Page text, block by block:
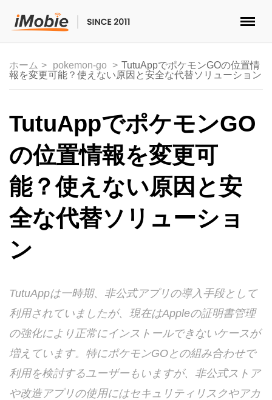
マルチメディア
便利ツール
ソリューション
ストア
ダウンロード
言語選択
ホーム pokemon-go
TutuAppでポケモンGOの位置情
報を変更可能？使えない原因と安全な代替ソリューション
TutuAppでポケモンGO
の位置情報を変更可
能？使えない原因と安
全な代替ソリューショ
ン
TutuAppは一時期、非公式アプリの導入手段として
利用されていましたが、現在はAppleの証明書管理
の強化により正常にインストールできないケースが
増えています。特にポケモンGOとの組み合わせで
利用を検討するユーザーもいますが、非公式ストア
や改造アプリの使用にはセキュリティリスクやアカ